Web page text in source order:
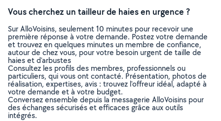
Vous cherchez un tailleur de haies en urgence ?
Sur AlloVoisins, seulement 10 minutes pour recevoir une
première réponse à votre demande. Postez votre demande
et trouvez en quelques minutes un membre de confiance,
autour de chez vous, pour votre besoin urgent de taille de
haies et d'arbustes
Consultez les profils des membres, professionnels ou
particuliers, qui vous ont contacté. Présentation, photos de
réalisation, expertises, avis : trouvez l'offreur idéal, adapté à
votre demande et à votre budget.
Conversez ensemble depuis la messagerie AlloVoisins pour
des échanges sécurisés et efficaces grâce aux outils
intégrés.